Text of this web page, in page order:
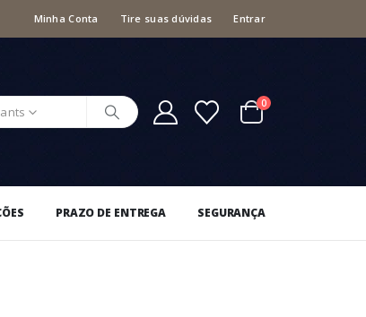
Minha Conta Tire suas dúvidas Entrar
0
PRAZO DE ENTREGA SEGURANÇA